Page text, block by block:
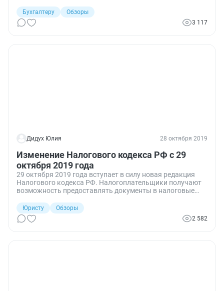
участников, уточнение обязанности по предоставлению
финансовой отчетности, изменение порядка зачета
единого налогового платежа физлица и порядка подачи
Бухгалтеру
Обзоры
3 117
Дидух Юлия 28 октября 2019
Изменение Налогового кодекса РФ с 29
октября 2019 года
29 октября 2019 года вступает в силу новая редакция
Налогового кодекса РФ. Налогоплательщики получают
возможность предоставлять документы в налоговые
возврате переплаты будут ориентироваться на срок
принятия решений по камеральным проверкам, а
принципы исчисления и уплаты налога на ПСН
Юристу
Обзоры
2 582